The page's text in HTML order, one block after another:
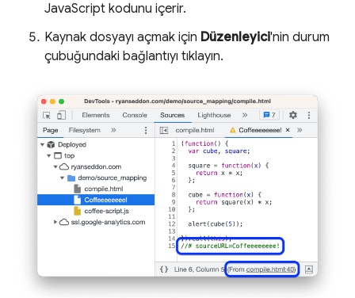
JavaScript kodunu içerir.
Kaynak dosyayı açmak için Düzenleyici'nin durum
çubuğundaki bağlantıyı tıklayın.